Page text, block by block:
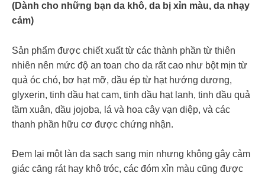
(Dành cho những bạn da khô, da bị xỉn màu, da nhạy
cảm)
Sản phẩm được chiết xuất từ các thành phần từ thiên
nhiên nên mức độ an toan cho da rất cao như bột mịn từ
quả óc chó, bơ hạt mỡ, dầu ép từ hạt hướng dương,
glyxerin, tinh dầu hạt cam, tinh dầu hạt lanh, tinh dầu quả
tầm xuân, dầu jojoba, lá và hoa cây vạn diệp, và các
thanh phần hữu cơ được chứng nhận.
Đem lại một làn da sạch sang mịn nhưng không gây cảm
giác căng rát hay khô tróc, các đóm xỉn màu cũng được